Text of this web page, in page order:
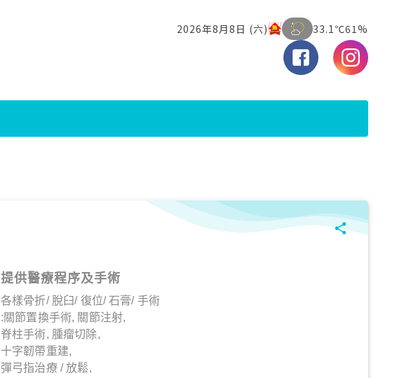
提供醫療程序及手術
各樣骨折/ 脫臼/ 復位/ 石膏/ 手術
:關節置換手術, 關節注射,
脊柱手術, 腫瘤切除,
十字韌帶重建,
彈弓指治療 / 放鬆,